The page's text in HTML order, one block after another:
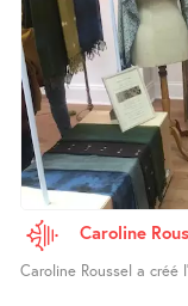
Caroline
Caroline Roussel a créé